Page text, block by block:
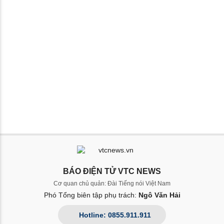
BÁO ĐIỆN TỬ VTC NEWS
Cơ quan chủ quản: Đài Tiếng nói Việt Nam
Phó Tổng biên tập phụ trách: Ngô Văn Hải
Hotline: 0855.911.911